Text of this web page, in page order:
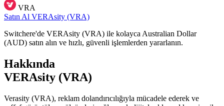
VRA
Satın Al VERAsity (VRA)
Switchere'de VERAsity (VRA) ile kolayca Australian Dollar
(AUD) satın alın ve hızlı, güvenli işlemlerden yararlanın.
Hakkında
VERAsity (VRA)
Verasity (VRA), reklam dolandırıcılığıyla mücadele ederek ve